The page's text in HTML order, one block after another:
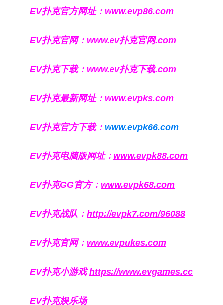
EV扑克官方网址： www.evp86.com
EV扑克官网： www.ev扑克官网.com
EV扑克下载： www.ev扑克下载.com
EV扑克最新网址： www.evpks.com
EV扑克官方下载： www.evpk66.com
EV扑克电脑版网址： www.evpk88.com
EV扑克GG官方： www.evpk68.com
EV扑克战队： http://evpk7.com/96088
EV扑克官网： www.evpukes.com
EV扑克小游戏https://www.evgames.cc
EV扑克娱乐场